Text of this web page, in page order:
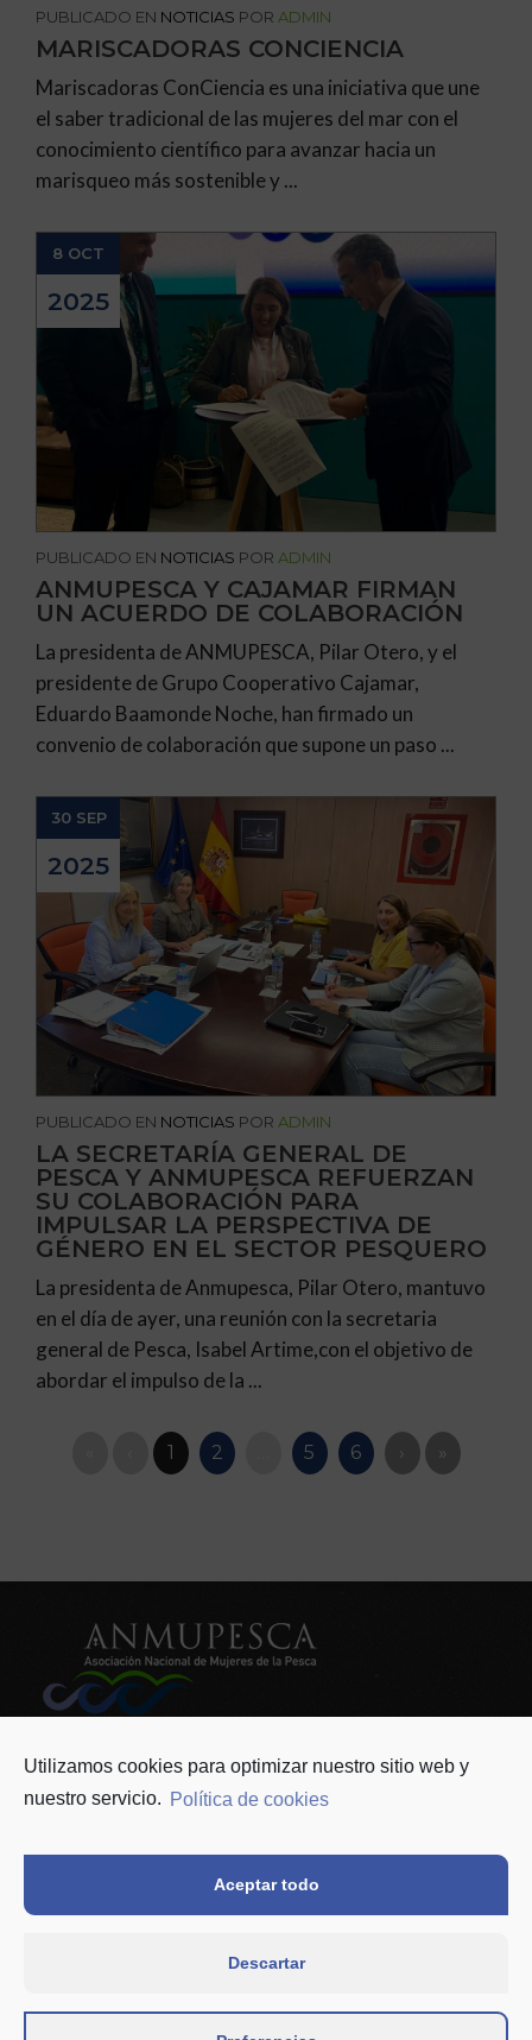
PUBLICADO EN NOTICIAS POR ADMIN
MARISCADORAS CONCIENCIA
Mariscadoras ConCiencia es una iniciativa que une
el saber tradicional de las mujeres del mar con el
conocimiento científico para avanzar hacia un
marisqueo más sostenible y ...
8 OCT
2025
PUBLICADO EN NOTICIAS POR ADMIN
ANMUPESCA Y CAJAMAR FIRMAN
UN ACUERDO DE COLABORACIÓN
La presidenta de ANMUPESCA, Pilar Otero, y el
presidente de Grupo Cooperativo Cajamar,
Eduardo Baamonde Noche, han firmado un
convenio de colaboración que supone un paso ...
30 SEP
2025
PUBLICADO EN NOTICIAS POR ADMIN
LA SECRETARÍA GENERAL DE
PESCA Y ANMUPESCA REFUERZAN
SU COLABORACIÓN PARA
IMPULSAR LA PERSPECTIVA DE
GÉNERO EN EL SECTOR PESQUERO
La presidenta de Anmupesca, Pilar Otero, mantuvo
en el día de ayer, una reunión con la secretaria
general de Pesca, Isabel Artime,con el objetivo de
abordar el impulso de la ...
1 2 5 6 › »
info@anmupesca.org
624 822 826
Contacto
Noticias
Política de privacidad y Protección de datos
Política de cookies (UE)
Utilizamos cookies para optimizar nuestro sitio web y
nuestro servicio. Política de cookies
Aceptar todo
Descartar